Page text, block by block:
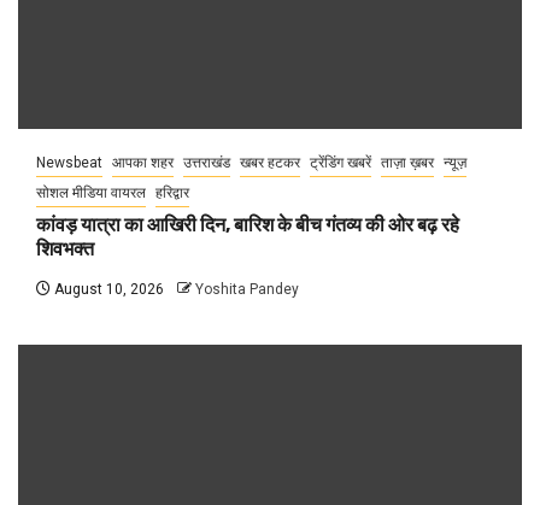
Newsbeat आपका शहर उत्तराखंड खबर हटकर ट्रेंडिंग खबरें ताज़ा ख़बर न्यूज़
सोशल मीडिया वायरल हरिद्वार
कांवड़ यात्रा का आखिरी दिन, बारिश के बीच गंतव्य की ओर बढ़ रहे
शिवभक्त
August 10, 2026 Yoshita Pandey